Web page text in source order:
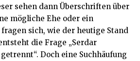
sehen dann Überschriften über
mögliche Ehe oder ein
sich, wie der heutige Stand
die Frage „Serdar
Doch eine Suchhäufung